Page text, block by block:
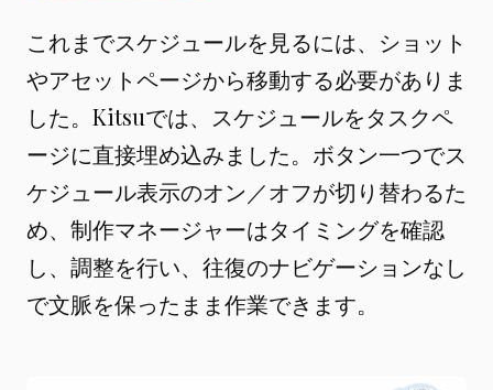
これまでスケジュールを見るには、ショット
やアセットページから移動する必要がありま
した。Kitsuでは、スケジュールをタスクペ
ージに直接埋め込みました。ボタン一つでス
ケジュール表示のオン／オフが切り替わるた
め、制作マネージャーはタイミングを確認
し、調整を行い、往復のナビゲーションなし
で文脈を保ったまま作業できます。